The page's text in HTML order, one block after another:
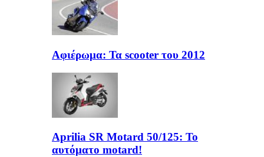
Αφιέρωμα: Τα scooter του 2012
Aprilia SR Motard 50/125: Το
αυτόματο motard!